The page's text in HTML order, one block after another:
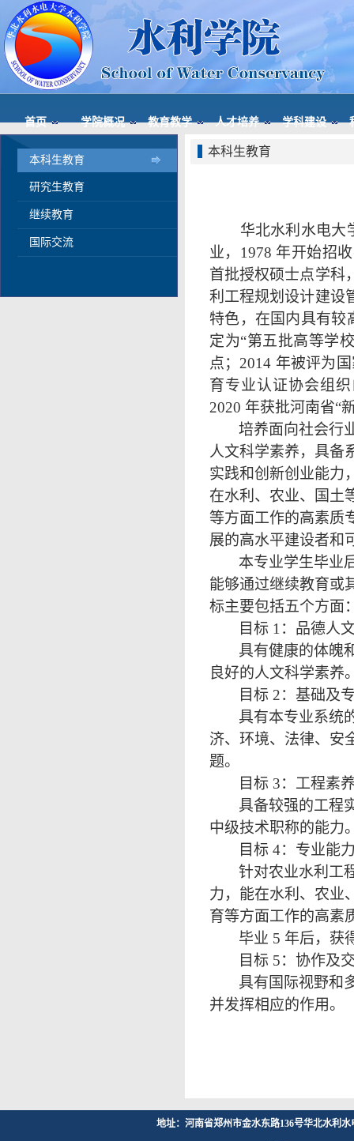
首页 学院概况 教育教学 人才培养 学科建设
本科生教育
研究生教育
继续教育
国际交流
本科生教育
华北水利水电大
业，1978 年开始招
首批授权硕士点学科
利工程规划设计建设
特色，在国内具有较
定为“第五批高等学
点；2014 年被评为
育专业认证协会组
2020 年获批河南省“
培养面向社会行
人文科学素养，具备
实践和创新创业能力
在水利、农业、国土
等方面工作的高素质
展的高水平建设者和
本专业学生毕业
能够通过继续教育或
标主要包括五个方面
目标 1：品德人
具有健康的体魄
良好的人文科学素养
目标 2：基础及
具有本专业系统
济、环境、法律、安
题。
目标 3：工程素
具备较强的工程
中级技术职称的能力
目标 4：专业能
针对农业水利工
力，能在水利、农业
育等方面工作的高素
毕业 5 年后，获
目标 5：协作及
具有国际视野和
并发挥相应的作用。
地址：河南省郑州市金水东路136号华北水利